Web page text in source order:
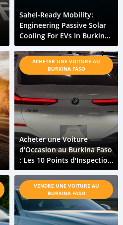
Sahel-Ready Mobility:
Engineering Passive Solar
Cooling For EVs In Burkina
Faso
ACHETER UNE VOITURE AU
BURKINA FASO
Acheter une Voiture
d'Occasion au Burkina Faso
: Les 10 Points d'Inspection
Essentiels
VENDRE UNE VOITURE AU
BURKINA FASO